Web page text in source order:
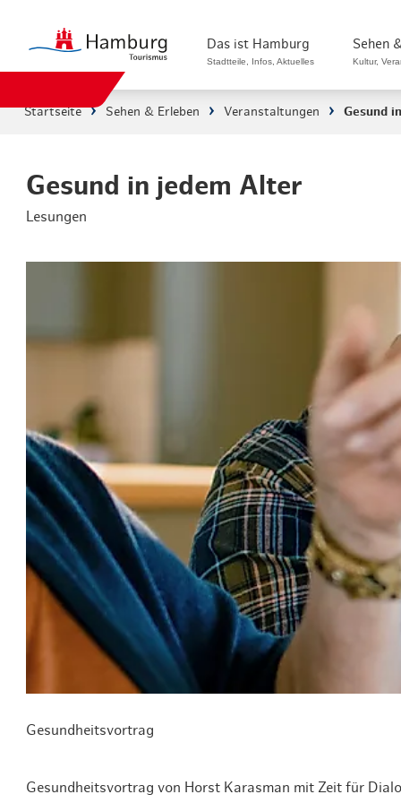
Das ist Hamburg
Stadtteile, Infos, Aktuelles
Die Welt in Hamburg
Sehen
Kultur,
Hamburg
Radfahren
Routen &
Historisches
Grüne
Erlebnis,
Startseite Sehen & Erleben Veranstaltungen Gesund
Gesund in jedem Alter
Lesungen
Gesundheitsvortrag
Gesundheitsvortrag von Horst Karasman mit Zeit für